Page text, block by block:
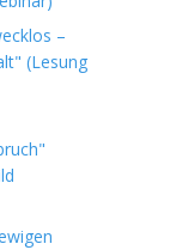
–
(Lesung